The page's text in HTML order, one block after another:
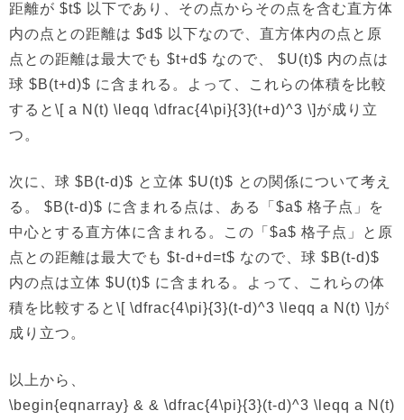
距離が $t$ 以下であり、その点からその点を含む直方体
内の点との距離は $d$ 以下なので、直方体内の点と原
点との距離は最大でも $t+d$ なので、 $U(t)$ 内の点は
球 $B(t+d)$ に含まれる。よって、これらの体積を比較
すると\[ a N(t) \leqq \dfrac{4\pi}{3}(t+d)^3 \]が成り立
つ。
次に、球 $B(t-d)$ と立体 $U(t)$ との関係について考え
る。 $B(t-d)$ に含まれる点は、ある「$a$ 格子点」を
中心とする直方体に含まれる。この「$a$ 格子点」と原
点との距離は最大でも $t-d+d=t$ なので、球 $B(t-d)$
内の点は立体 $U(t)$ に含まれる。よって、これらの体
積を比較すると\[ \dfrac{4\pi}{3}(t-d)^3 \leqq a N(t) \]が
成り立つ。
以上から、
\begin{eqnarray} & & \dfrac{4\pi}{3}(t-d)^3 \leqq a N(t)